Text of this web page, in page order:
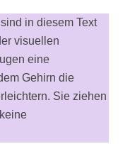
in diesem Text
visuellen
eine
Gehirn die
Sie ziehen